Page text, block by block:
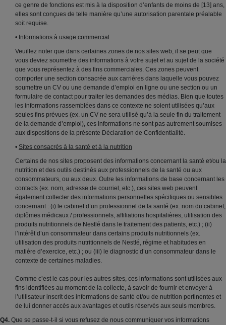
ce genre de fonctions est mis à la disposition d’enfants de moins de [13] ans,
elles sont conçues de telle manière qu’une autorisation parentale préalable
soit requise.
• Informations à usage commercial
Veuillez noter que dans certaines zones de nos sites web, il se peut que
vous deviez soumettre des informations à votre sujet et au sujet de la société
que vous représentez à des fins commerciales. Ces zones peuvent
comporter une section consacrée aux carrières dans laquelle vous pouvez
soumettre un CV ou une demande d’emploi en ligne ou une section ou un
formulaire de contact pour traiter les demandes des médias. Bien que toutes
les informations rassemblées dans ce contexte ne soient utilisées qu’aux
seules fins prévues (ex. un CV ne sera utilisé qu’à la seule fin du traitement
de la demande d’emploi), ces informations ne sont pas autrement soumises
aux dispositions de la présente Déclaration de Confidentialité.
• Sites consacrés à la santé et à la nutrition
Certains de nos sites proposent des informations concernant la santé et/ou la
nutrition et des outils destinés aux professionnels de la santé ou aux
consommateurs, ou aux deux. Outre les informations de base concernant les
contacts (ex. nom, adresse de courriel, etc.), ces sites web peuvent
également collecter des informations personnelles spécifiques ou sensibles
concernant : (i) le cabinet d’un professionnel de la santé (ex. nom du cabinet,
diplômes médicaux / professionnels, affiliations hospitalières, utilisation des
produits nutritionnels de Nestlé dans le traitement des patients, etc.) ; (ii)
l’intérêt d’un consommateur dans certains produits nutritionnels (ex.
utilisation des produits nutritionnels de Nestlé, régime et habitudes en
matière d’exercice, etc.) ; ou (iii) le diagnostic d’un consommateur dans le
contexte de certaines maladies.
Comme c’est le cas pour les autres sites, ces informations sont utilisées aux
fins identifiées au moment de la collecte, à savoir de fournir et envoyer à
l’utilisateur inscrit des informations de santé et/ou de nutrition pertinentes et
de lui donner accès aux avantages et outils réservés aux seuls membres.
Q4. Que se passe-t-il si vous refusez de nous communiquer vos informations